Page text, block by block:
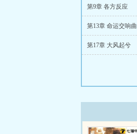
第9章 各方反应
第13章 命运交响曲
第17章 大风起兮